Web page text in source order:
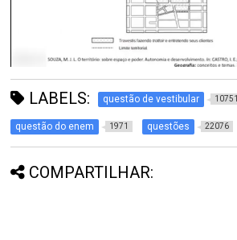
LABELS: questão de vestibular 10751
questão do enem 1971 questões 22076
COMPARTILHAR: